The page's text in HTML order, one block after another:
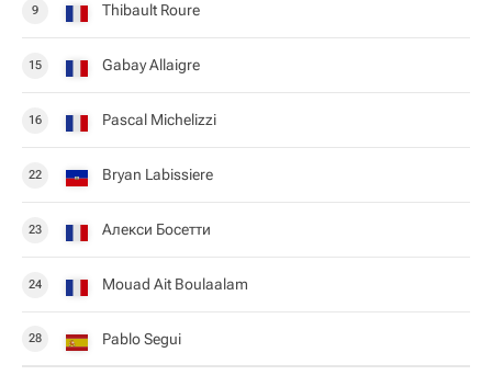
9 Thibault Roure
15 Gabay Allaigre
16 Pascal Michelizzi
22 Bryan Labissiere
23 Алекси Босетти
24 Mouad Ait Boulaalam
28 Pablo Segui